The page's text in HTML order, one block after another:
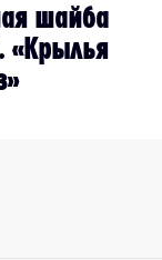
шайба
«Крылья